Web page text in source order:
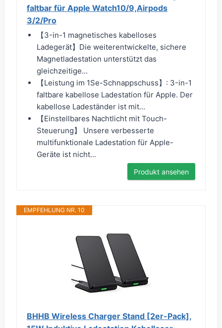
faltbar für Apple Watch10/9,Airpods
3/2/Pro
【3-in-1 magnetisches kabelloses
Ladegerät】Die weiterentwickelte, sichere
Magnetladestation unterstützt das
gleichzeitige...
【Leistung im 1Se-Schnappschuss】: 3-in-1
faltbare kabellose Ladestation für Apple. Der
kabellose Ladeständer ist mit...
【Einstellbares Nachtlicht mit Touch-
Steuerung】 Unsere verbesserte
multifunktionale Ladestation für Apple-
Geräte ist nicht...
Produkt ansehen
EMPFEHLUNG NR. 10
BHHB Wireless Charger Stand [2er-Pack],